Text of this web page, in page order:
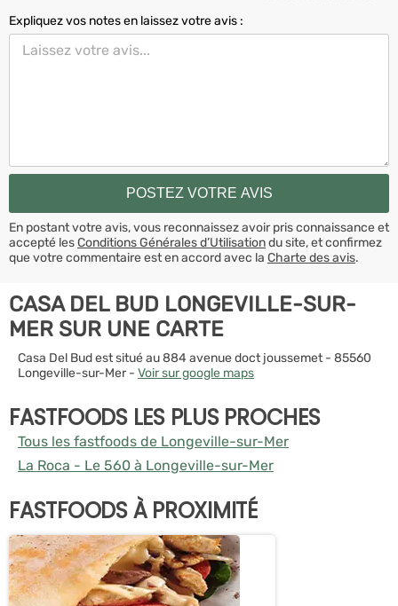
Expliquez vos notes en laissez votre avis :
En postant votre avis, vous reconnaissez avoir pris connaissance et
accepté lesConditions Générales d’Utilisationdu site, et confirmez
que votre commentaire est en accord avec la Charte des avis.
CASA DEL BUD LONGEVILLE-SUR-
MER SUR UNE CARTE
Casa Del Bud est situé au 884 avenue doct joussemet - 85560
Longeville-sur-Mer - Voir sur google maps
FASTFOODS LES PLUS PROCHES
Tous les fastfoods de Longeville-sur-Mer
La Roca - Le 560 à Longeville-sur-Mer
FASTFOODS À PROXIMITÉ